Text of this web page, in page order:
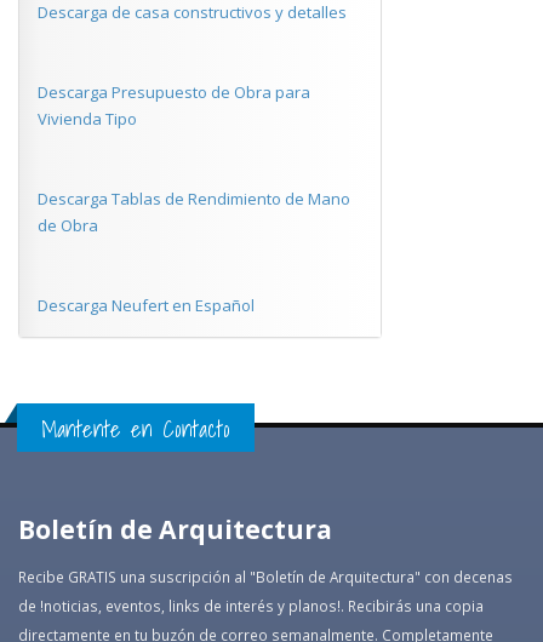
Descarga de casa constructivos y detalles
Descarga Presupuesto de Obra para
Vivienda Tipo
Descarga Tablas de Rendimiento de Mano
de Obra
Descarga Neufert en Español
Mantente en Contacto
Boletín de Arquitectura
Recibe GRATIS una suscripción al "Boletín de Arquitectura" con decenas
de !noticias, eventos, links de interés y planos!. Recibirás una copia
directamente en tu buzón de correo semanalmente. Completamente